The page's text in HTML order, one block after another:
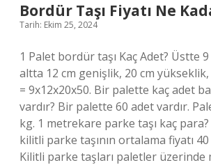
Bordür Taşı Fiyatı Ne
Tarih: Ekim 25, 2024
1 Palet bordür taşı Kaç Adet? Üstte
altta 12 cm genişlik, 20 cm
= 9x12x20x50. Bir palette kaç adet
vardır? Bir palette 60 adet vardır.
kg. 1 metrekare parke taşı kaç
kilitli parke taşının ortalama fiyatı 40
Kilitli parke taşları paletler üzerinde